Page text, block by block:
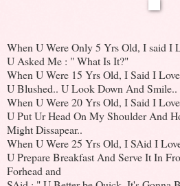
When U Were Only 5 Yrs Old, I said I
U Asked Me : " What Is It?"
When U Were 15 Yrs Old, I Said I
U Blushed.. U Look Down And Smile..
When U Were 20 Yrs Old, I Said I
U Put Ur Head On My Shoulder And
Might Dissapear..
When U Were 25 Yrs Old, I SAid I
U Prepare Breakfast And Serve It In
Forhead and